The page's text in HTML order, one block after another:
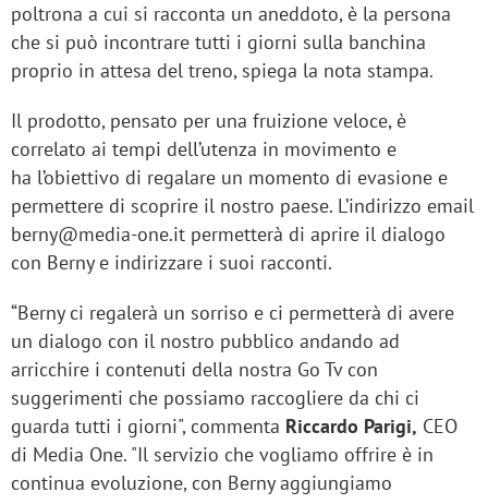
poltrona a cui si racconta un aneddoto, è la persona
che si può incontrare tutti i giorni sulla banchina
proprio in attesa del treno, spiega la nota stampa.
Il prodotto, pensato per una fruizione veloce, è
correlato ai tempi dell’utenza in movimento e
ha l’obiettivo di regalare un momento di evasione e
permettere di scoprire il nostro paese. L’indirizzo email
berny@media-one.it permetterà di aprire il dialogo
con Berny e indirizzare i suoi racconti.
“Berny ci regalerà un sorriso e ci permetterà di avere
un dialogo con il nostro pubblico andando ad
arricchire i contenuti della nostra Go Tv con
suggerimenti che possiamo raccogliere da chi ci
guarda tutti i giorni", commenta Riccardo Parigi, CEO
di Media One. "Il servizio che vogliamo offrire è in
continua evoluzione, con Berny aggiungiamo